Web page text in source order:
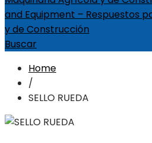
Buscar
Home
/
SELLO RUEDA